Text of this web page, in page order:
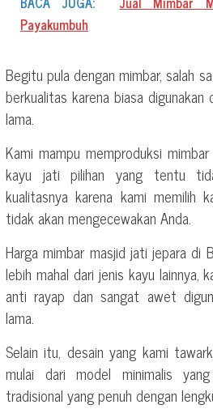
Payakumbuh
Begitu pula dengan mimbar, salah
berkualitas karena biasa
lama.
Kami mampu memproduksi
kayu jati pilihan yang tentu
kualitasnya karena kami memilih
tidak akan mengecewakan Anda.
Harga mimbar masjid jati jepara di
lebih mahal dari jenis kayu lainnya,
anti rayap dan sangat awet
lama.
Selain itu, desain yang kami
mulai dari model minimalis
tradisional yang penuh dengan